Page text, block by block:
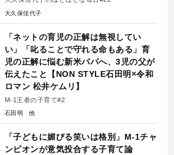
大久保佳代子
「ネットの育児の正解は無視してい
い」「叱ることで守れる命もある」育
児の正解に悩む新米パパへ、3児の父が
伝えたこと【NON STYLE石田明×令和
ロマン 松井ケムリ】
M-1王者の子育て#2
石田明
「子どもに媚びる笑いは格別」M-1チャ
ンピオンが意気投合する子育て論